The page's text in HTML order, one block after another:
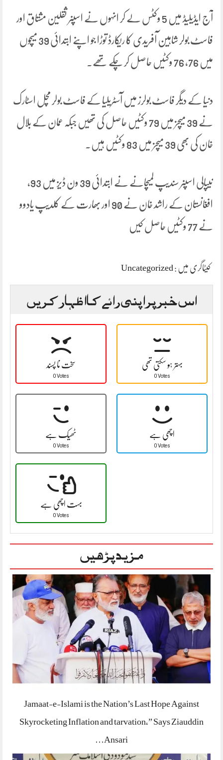
آج ایڈیلیڈ میں 5 وکٹس لے کر انہوں نے اسپنر ثقلین مشتاق اور
فاسٹ بولر شاہین آفریدی کا ریکارڈ توڑا جو اپنے ابتدائی 39 میچوں
میں 76، 76 وکٹیں حاصل کر چکے تھے۔
دنیا کے دیگر فاسٹ بولرز میں آسٹریلیا کے فاسٹ بولر مچل اسٹارک
نے 39 میچز میں 79 وکٹیں حاصل کی تھیں جبکہ عمان کے بلال
خان کی بھی 39 میچز میں 83 وکٹیں ہیں۔
نیپالی اسپنر سندیپ لمیچانے نے ابتدائی 39 ون ڈیز میں 93،
افغانستان کے راشد خان نے 90 اور بھارت کے کلدیپ یادوو
نے 77 وکٹیں حاصل کیں
کیٹاگری میں : Uncategorized
اس خبر پر اپنی رائے کا اظہار کریں
سخت نا پسند
0 Votes
بہتر ہو سکتی تھی
0 Votes
ٹھیک ہے
0 Votes
اچھی ہے
0 Votes
بہت اچھی ہے
0 Votes
مزید پڑھیں
Jamaat-e-Islami is the Nation’s Last Hope Against
Skyrocketing Inflation and tarvation,” Says Ziauddin
Ansari…